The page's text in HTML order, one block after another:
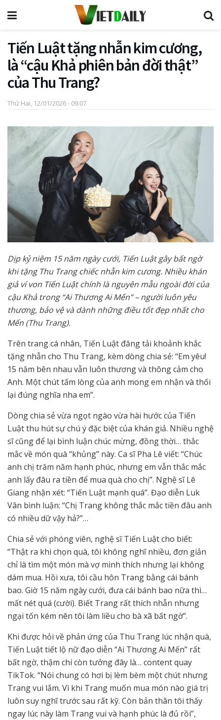
Tiến Luật tặng nhẫn kim cương,
là “cậu Khả phiên bản đời thật”
của Thu Trang?
Thứ Hai, 12/01/2026 - 09:07
Dịp kỷ niệm 15 năm ngày cưới, Tiến Luật gây bất ngờ
khi tặng Thu Trang chiếc nhẫn kim cương. Nhiều khán
giả ví von Tiến Luật chính là nguyên mẫu ngoài đời của
cậu Khả trong “Ai Thương Ai Mến” – người luôn yêu
thương, bảo vệ và dành những điều tốt đẹp nhất cho
Mến (Thu Trang).
Trên trang cá nhân, Tiến Luật đăng tải khoảnh khắc
tặng nhẫn cho Thu Trang, kèm dòng chia sẻ: “Em yêu!
15 năm bên nhau vẫn luôn thương và thông cảm cho
Anh. Một chút tấm lòng của anh mong em nhận và thối
lại đúng nghĩa nha em”.
Dòng chia sẻ vừa ngọt ngào vừa hài hước của Tiến
Luật thu hút sự chú ý đặc biệt của khán giả. Nhiều nghệ
sĩ cũng để lại bình luận chúc mừng, đồng thời… thắc
mắc về món quà “khủng” này. Ca sĩ Pha Lê viết: “Chúc
anh chị trăm năm hạnh phúc, nhưng em vẫn thắc mắc
anh lấy đâu ra tiền để mua quà cho chị”. Nghệ sĩ Lê
Giang nhận xét: “Tiến Luật mạnh quá”. Đạo diễn Luk
Vân bình luận: “Chị Trang không thắc mắc tiền đâu anh
có nhiều dữ vậy hả?”…
Chia sẻ với phóng viên, nghệ sĩ Tiến Luật cho biết:
“Thật ra khi chọn quà, tôi không nghĩ nhiều, đơn giản
chỉ là tìm một món mà vợ mình thích nhưng lại không
dám mua. Hồi xưa, tôi cầu hôn Trang bằng cái bánh
bao. Giờ 15 năm ngày cưới, đưa cái bánh bao nữa thì…
mất nét quá (cười). Biết Trang rất thích nhẫn nhưng
ngại tốn kém nên tôi làm liều cho bà xã bất ngờ”.
Khi được hỏi về phản ứng của Thu Trang lúc nhận quà,
Tiến Luật tiết lộ nữ đạo diễn “Ai Thương Ai Mến” rất
bất ngờ, thậm chí còn tưởng đây là… content quay
TikTok. “Nói chung có hơi bị lèm bèm một chút nhưng
Trang vui lắm. Vì khi Trang muốn mua món nào giá trị
luôn suy nghĩ trước sau rất kỹ. Còn bản thân tôi thấy
ngay lúc này làm Trang vui và hạnh phúc là đủ rồi”,